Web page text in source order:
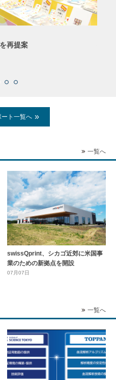
再提案
ト一覧へ
一覧へ
swissQprint、シカゴ近郊に⽶国事
業のための新拠点を開設
07月07日
一覧へ